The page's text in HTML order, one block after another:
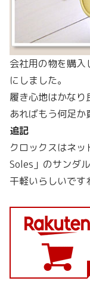
会社用の物を購入
にしました。
履き心地はかなり
あればもう何足か
追記
クロックスはネ
Soles」のサンダ
干軽いらしいです